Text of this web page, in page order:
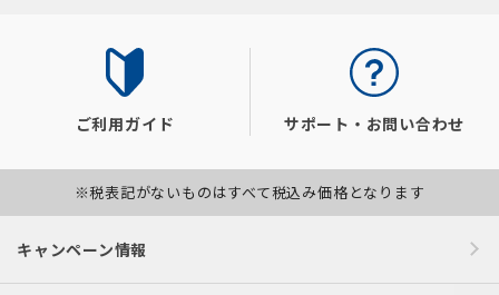
ご利用ガイド サポート・お問い合わせ
※税表記がないものはすべて税込み価格となります
キャンペーン情報